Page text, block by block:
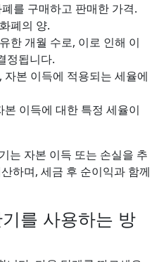
를 구매하고 판매한 가격.
폐의 양.
한 개월 수로, 이로 인해 이
정됩니다.
자본 이득에 적용되는 세율에
본 이득에 대한 특정 세율이
는 자본 이득 또는 손실을 추
하며, 세금 후 순이익과 함께
를 사용하는 방